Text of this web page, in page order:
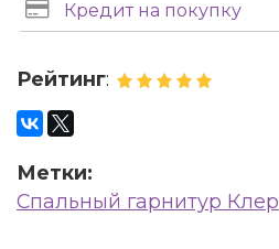
Кредит на покупку
Рейтинг:
Метки:
Спальный гарнитур Клер